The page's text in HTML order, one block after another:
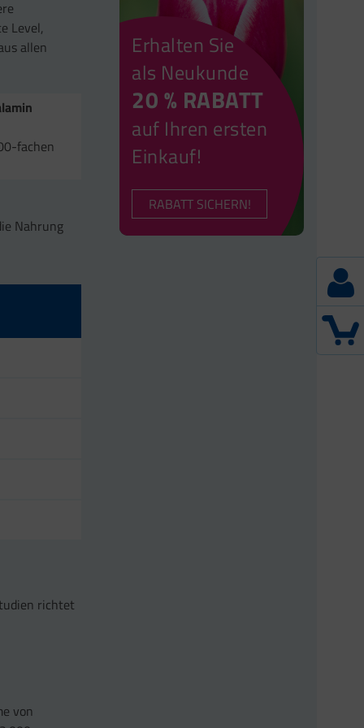
Level,
allen
fachen
Nahrung
richtet
von
Erhalten Sie
als Neukunde
20 % RABATT
auf Ihren ersten
Einkauf!
RABATT SICHERN!